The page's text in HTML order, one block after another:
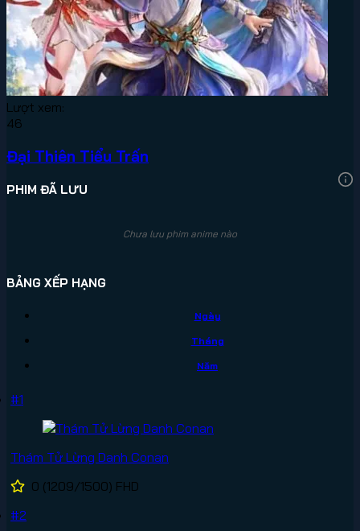
Lượt xem:
46
Đại Thiên Tiểu Trấn
PHIM ĐÃ LƯU
Chưa lưu phim anime nào
BẢNG XẾP HẠNG
Ngày
Tháng
Năm
#1
Thám Tử Lừng Danh Conan
0 (1209/1500) FHD
#2